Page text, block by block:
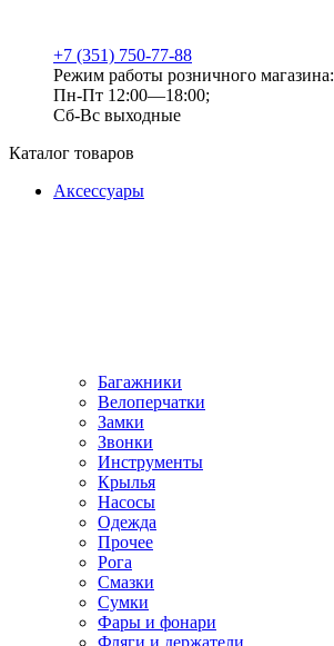
+7 (351) 750-77-88
Режим работы розничного магазина:
Пн-Пт 12:00—18:00;
Сб-Вс выходные
Каталог товаров
Аксессуары
Багажники
Велоперчатки
Замки
Звонки
Инструменты
Крылья
Насосы
Одежда
Прочее
Рога
Смазки
Сумки
Фары и фонари
Фляги и держатели